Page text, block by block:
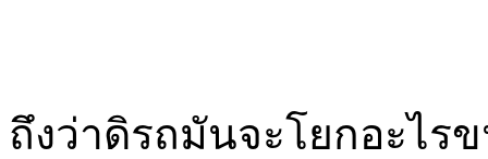
ถึงว่าดิรถมันจะโยกอะไร